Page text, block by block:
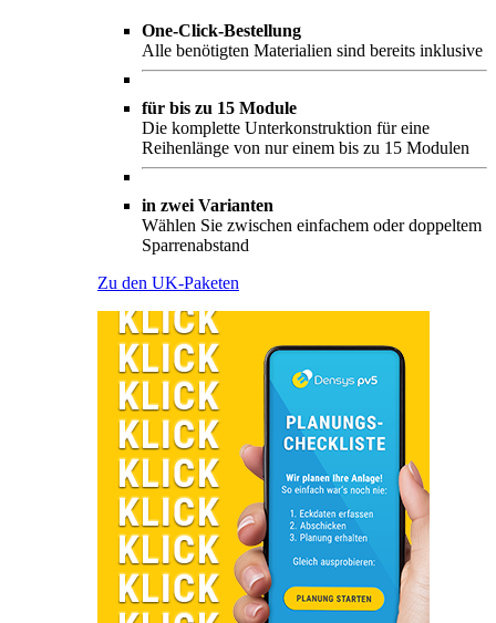
One-Click-Bestellung
Alle benötigten Materialien sind bereits inklusive
für bis zu 15 Module
Die komplette Unterkonstruktion für eine
Reihenlänge von nur einem bis zu 15 Modulen
in zwei Varianten
Wählen Sie zwischen einfachem oder doppeltem
Sparrenabstand
Zu den UK-Paketen